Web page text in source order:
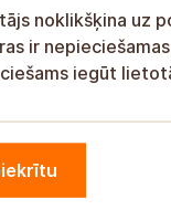
noklikšķina uz
ir
iegūt